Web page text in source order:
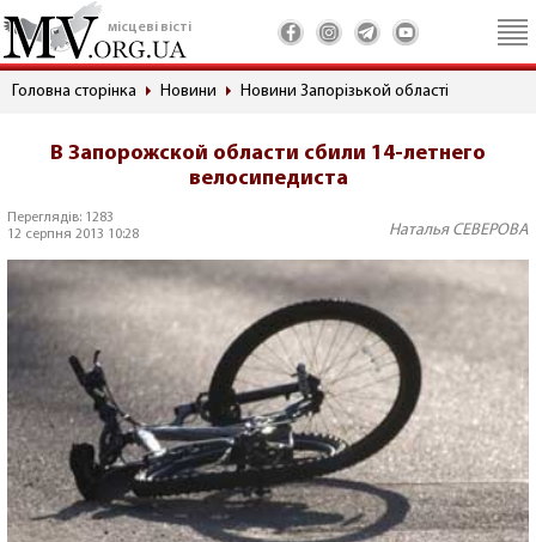
місцеві вісті
Головна сторінка Новини Новини Запорізькой області
В Запорожской области сбили 14-летнего
велосипедиста
Переглядів: 1283
12 серпня 2013 10:28
Наталья СЕВЕРОВА